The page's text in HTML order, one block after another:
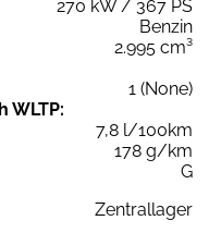
270 kW / 367 PS
Benzin
2.995 cm³
1 (None)
WLTP:
7,8 l/100km
178 g/km
G
Zentrallager